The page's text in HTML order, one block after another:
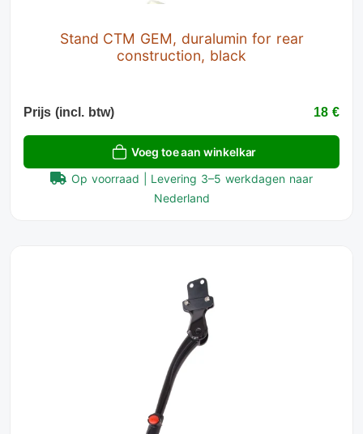
Stand CTM GEM, duralumin for rear
construction, black
Prijs (incl. btw) 18 €
Voeg toe aan winkelkar
Op voorraad | Levering 3–5 werkdagen naar
Nederland